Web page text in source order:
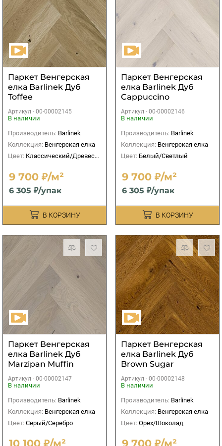
Паркет Венгерская
елка Barlinek Дуб
Toffee
Артикул - 00-00002145
В наличии
Производитель: Barlinek
Коллекция: Венгерская елка
Цвет: Классический/Древесный
9 700 ₽/м²
6 305 ₽/упак
В КОРЗИНУ
Паркет Венгерская
елка Barlinek Дуб
Cappuccino
Артикул - 00-00002146
В наличии
Производитель: Barlinek
Коллекция: Венгерская елка
Цвет: Белый/Светлый
9 700 ₽/м²
6 305 ₽/упак
В КОРЗИНУ
Паркет Венгерская
елка Barlinek Дуб
Marzipan Muffin
Артикул - 00-00002147
В наличии
Производитель: Barlinek
Коллекция: Венгерская елка
Цвет: Серый/Серебро
10 100 ₽/м²
Паркет Венгерская
елка Barlinek Дуб
Brown Sugar
Артикул - 00-00002148
В наличии
Производитель: Barlinek
Коллекция: Венгерская елка
Цвет: Орех/Шоколад
9 700 ₽/м²